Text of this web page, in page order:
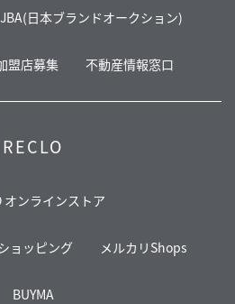
JBA(日本ブランドオークション)
盟店募集 不動産情報窓口
RECLO
オンラインストア
ョッピング メルカリShops
BUYMA